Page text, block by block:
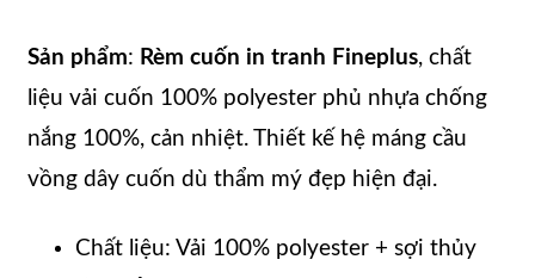
Sản phẩm: Rèm cuốn in tranh Fineplus, chất
liệu vải cuốn 100% polyester phủ nhựa chống
nắng 100%, cản nhiệt. Thiết kế hệ máng cầu
vồng dây cuốn dù thẩm mý đẹp hiện đại.
Chất liệu: Vải 100% polyester + sợi thủy